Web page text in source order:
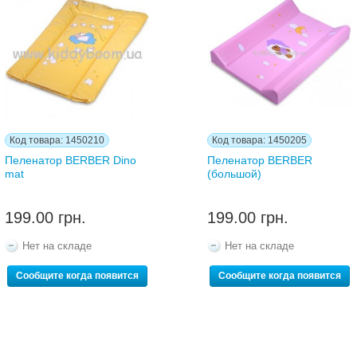
Код товара: 1450210
Пеленатор BERBER Dino
mat
199.00 грн.
Нет на складе
Сообщите когда появится
Код товара: 1450205
Пеленатор BERBER
(большой)
199.00 грн.
Нет на складе
Сообщите когда появится